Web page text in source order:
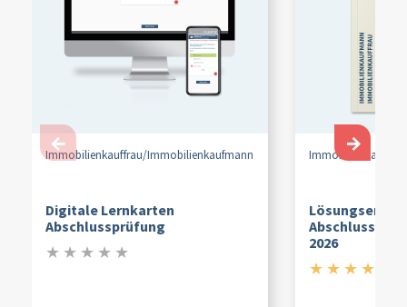
Immobilienkauffrau/Immobilienkaufmann
Digitale Lernkarten
Abschlussprüfung
★ ★ ★ ★ ★0/5
2026
★ ★ ★ ★
← →